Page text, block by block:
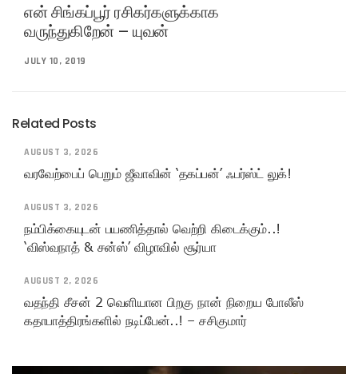
என் சிங்கப்பூர் ரசிகர்களுக்காக
வருந்துகிறேன் – யுவன்
JULY 10, 2019
Related Posts
AUGUST 3, 2026
வரவேற்பைப் பெறும் ஜீவாவின் ‘தகப்பன்’ ஃபர்ஸ்ட் லுக்!
AUGUST 3, 2026
நம்பிக்கையுடன் பயணித்தால் வெற்றி கிடைக்கும்..!
‘விஸ்வநாத் & சன்ஸ்’ விழாவில் சூர்யா
AUGUST 2, 2026
வதந்தி சீசன் 2 வெளியான பிறகு நான் நிறைய போலீஸ்
கதாபாத்திரங்களில் நடிப்பேன்..! – சசிகுமார்